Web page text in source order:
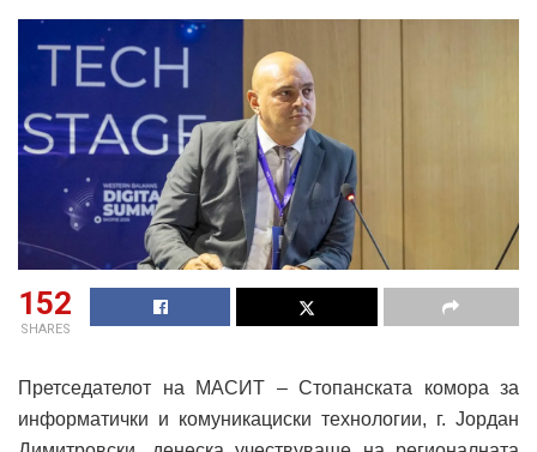
152
SHARES
Претседателот на МАСИТ – Стопанската комора за
информатички и комуникациски технологии, г. Јордан